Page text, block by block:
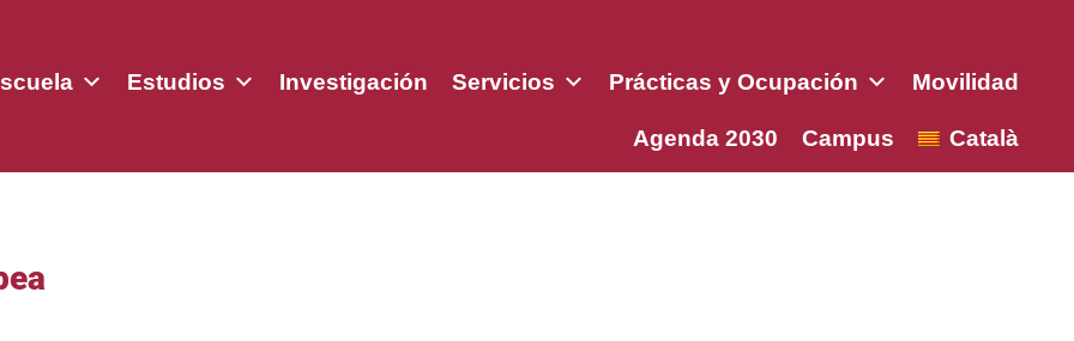
Estudios Investigación Servicios Prácticas y Ocupación Movilidad
Agenda 2030 Campus Català